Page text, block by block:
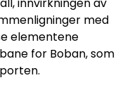
innvirkningen av
med
elementene
for Boban, som